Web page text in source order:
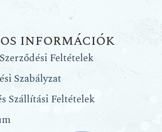
információk
Feltételek
Szabályzat
Szállítási Feltételek